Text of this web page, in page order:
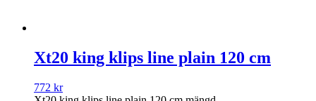
Xt20 king klips line plain 120 cm
772 kr